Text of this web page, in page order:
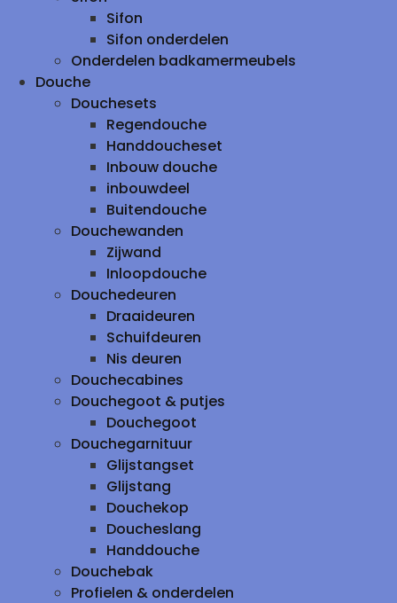
Sifon
Sifon onderdelen
Onderdelen badkamermeubels
Douche
Douchesets
Regendouche
Handdoucheset
Inbouw douche
inbouwdeel
Buitendouche
Douchewanden
Zijwand
Inloopdouche
Douchedeuren
Draaideuren
Schuifdeuren
Nis deuren
Douchecabines
Douchegoot & putjes
Douchegoot
Douchegarnituur
Glijstangset
Glijstang
Douchekop
Doucheslang
Handdouche
Douchebak
Profielen & onderdelen